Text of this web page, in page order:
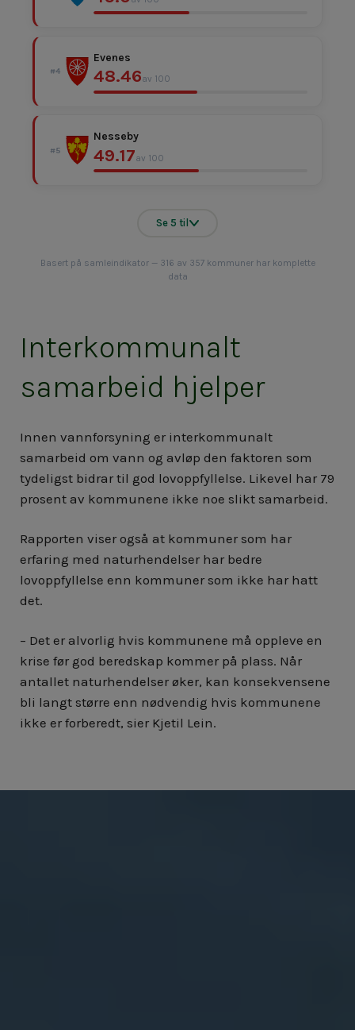
#4
Evenes
48.46av 100
#5
Nesseby
49.17av 100
Se 5 til
Basert på samleindikator — 316 av 357 kommuner har komplette
data
Interkommunalt
samarbeid hjelper
Innen vannforsyning er interkommunalt
samarbeid om vann og avløp den faktoren som
tydeligst bidrar til god lovoppfyllelse. Likevel har 79
prosent av kommunene ikke noe slikt samarbeid.
Rapporten viser også at kommuner som har
erfaring med naturhendelser har bedre
lovoppfyllelse enn kommuner som ikke har hatt
det.
– Det er alvorlig hvis kommunene må oppleve en
krise før god beredskap kommer på plass. Når
antallet naturhendelser øker, kan konsekvensene
bli langt større enn nødvendig hvis kommunene
ikke er forberedt, sier Kjetil Lein.